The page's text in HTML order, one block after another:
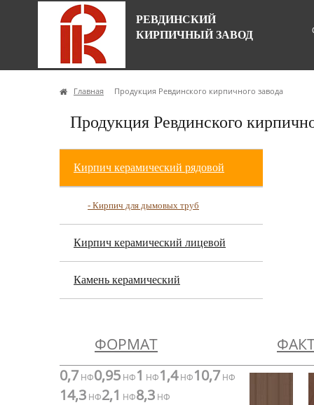
РЕВДИНСКИЙ
КИРПИЧНЫЙ ЗАВОД
Главная Продукция Ревдинского кирпичного завода
Продукция Ревдинского
Кирпич керамический рядовой
- Кирпич для дымовых труб
Кирпич керамический лицевой
Камень керамический
ФОРМАТ
0,7 НФ0,95 НФ1 НФ1,4НФ10,7 НФ
14,3 НФ2,1 НФ8,3 НФ